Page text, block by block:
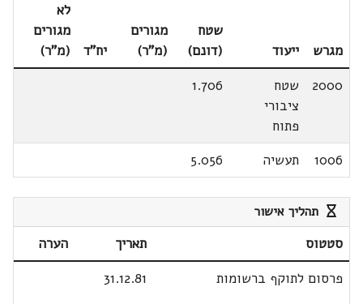
מגרש ייעוד
שטח
(דונם)
מגורים
(מ"ר)
יח"ד
לא
מגורים
(מ"ר)
2000
שטח
ציבורי
פתוח
1.706
1006 תעשיה 5.056
תהליך אישור
סטטוס תאריך
הערה
פרסום לתוקף ברשומות
31.12.81